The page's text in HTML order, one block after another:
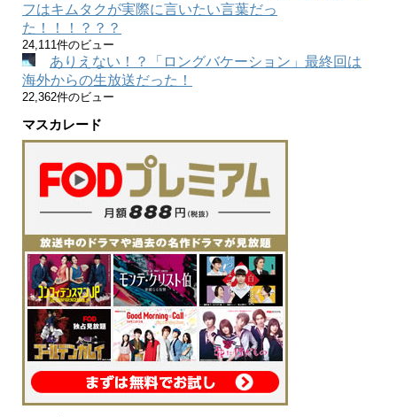
フはキムタクが実際に言いたい言葉だっ
た！！！？？？
24,111件のビュー
ありえない！？「ロングバケーション」最終回は
海外からの生放送だった！
22,362件のビュー
マスカレード